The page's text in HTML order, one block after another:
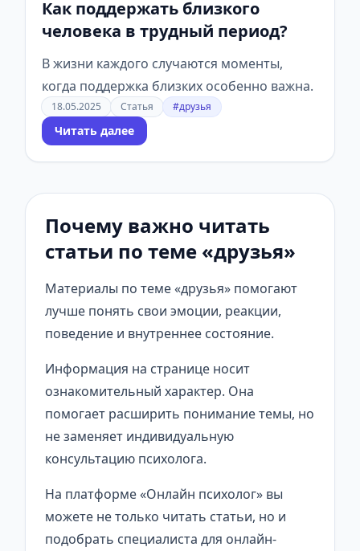
Как поддержать близкого
человека в трудный период?
В жизни каждого случаются моменты,
когда поддержка близких особенно важна.
18.05.2025 Статья #друзья
Читать далее
Почему важно читать
статьи по теме «друзья»
Материалы по теме «друзья» помогают
лучше понять свои эмоции, реакции,
поведение и внутреннее состояние.
Информация на странице носит
ознакомительный характер. Она
помогает расширить понимание темы, но
не заменяет индивидуальную
консультацию психолога.
На платформе «Онлайн психолог» вы
можете не только читать статьи, но и
подобрать специалиста для онлайн-